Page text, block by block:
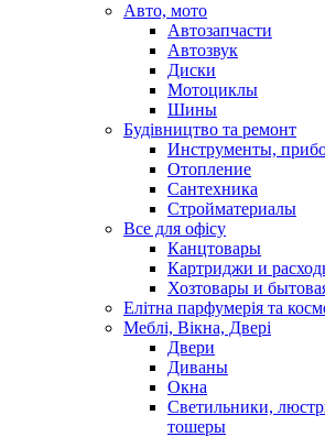
Авто, мото
Автозапчасти
Автозвук
Диски
Мотоциклы
Шины
Будівництво та ремонт
Инструменты,
Отопление
Сантехника
Стройматериалы
Все для офісу
Канцтовары
Картриджи и
Хозтовары и
Елітна парфумерія та
Меблі, Вікна, Двері
Двери
Диваны
Окна
Светильники,
тошеры